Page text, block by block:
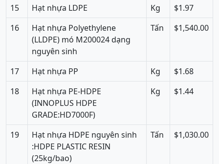
15 Hạt nhựa LDPE Kg
$1.97
16
Hạt nhựa Polyethylene
(LLDPE) mó M200024 dạng
nguyên sinh
Tấn $1,540.00
17 Hạt nhựa PP Kg
$1.68
18
Hạt nhựa PE-HDPE
(INNOPLUS HDPE
GRADE:HD7000F)
Kg $1.44
19
Hạt nhựa HDPE nguyên sinh
:HDPE PLASTIC RESIN
(25kg/bao)
Tấn $1,030.00